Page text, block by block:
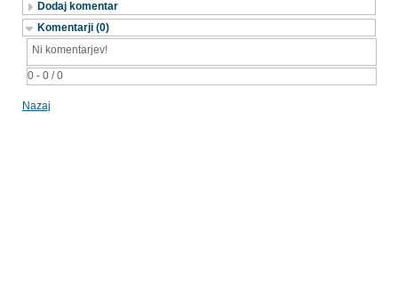
Dodaj komentar
Komentarji (0)
0 - 0 / 0
Ni komentarjev!
Nazaj